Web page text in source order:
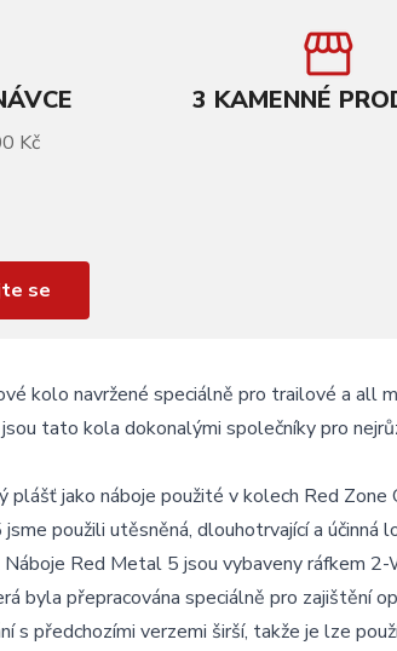
Kč
3 KAMENNÉ
se
kolo navržené speciálně pro trailové a all
tato kola dokonalými společníky pro
plášť jako náboje použité v kolech Red
použili utěsněná, dlouhotrvající a
Náboje Red Metal 5 jsou vybaveny ráfkem
byla přepracována speciálně pro zajištění
s předchozími verzemi širší, takže je lze